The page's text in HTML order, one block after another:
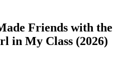
Friends with the
in My Class (2026)